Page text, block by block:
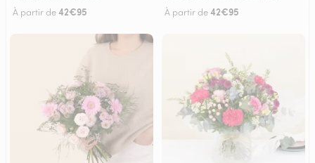
À partir de42€95 À partir de42€95